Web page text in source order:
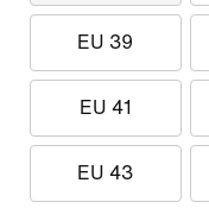
EU 39
EU 41
EU 43